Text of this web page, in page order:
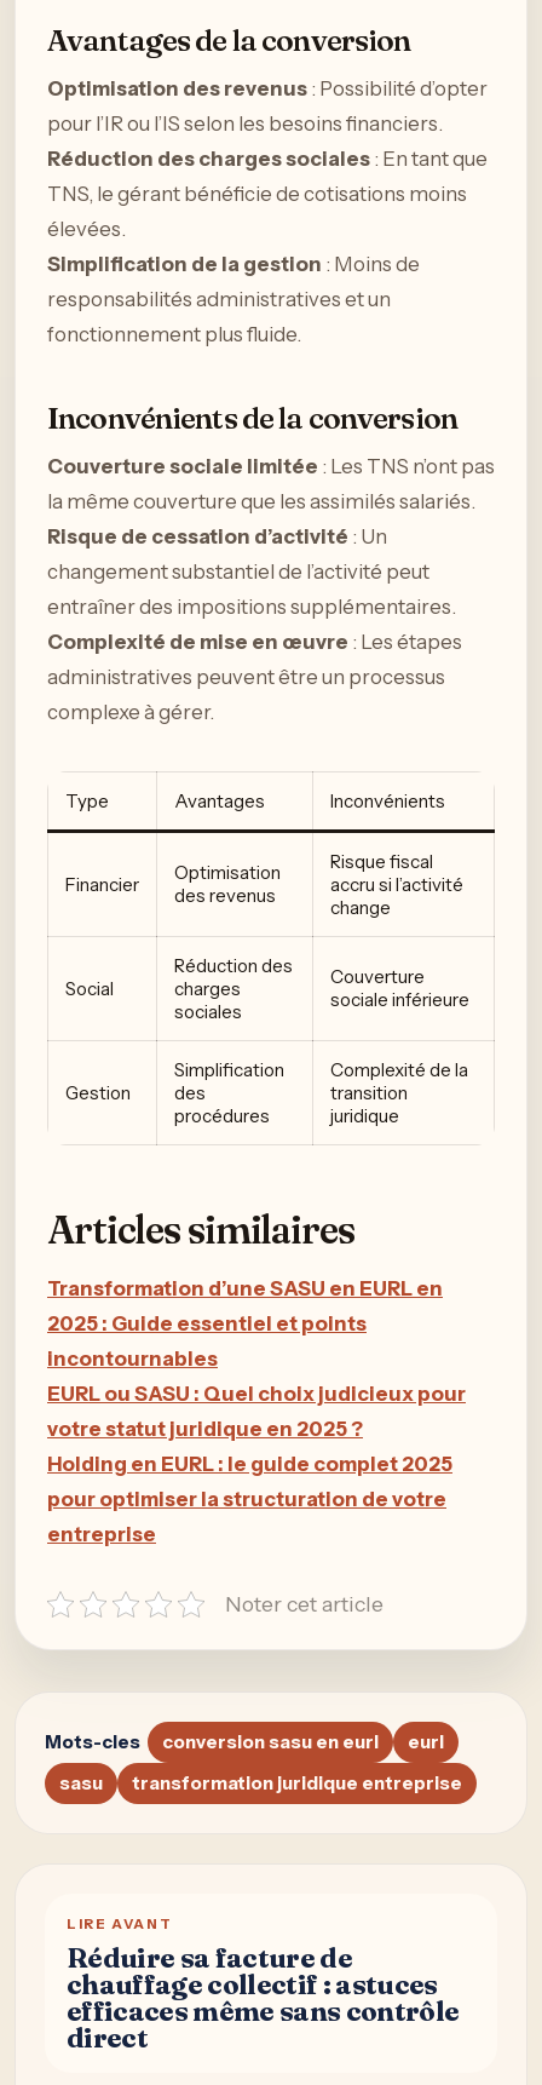
Avantages de la conversion
Optimisation des revenus : Possibilité d’opter
pour l’IR ou l’IS selon les besoins financiers.
Réduction des charges sociales : En tant que
TNS, le gérant bénéficie de cotisations moins
élevées.
Simplification de la gestion : Moins de
responsabilités administratives et un
fonctionnement plus fluide.
Inconvénients de la conversion
Couverture sociale limitée : Les TNS n’ont pas
la même couverture que les assimilés salariés.
Risque de cessation d’activité : Un
changement substantiel de l’activité peut
entraîner des impositions supplémentaires.
Complexité de mise en œuvre : Les étapes
administratives peuvent être un processus
complexe à gérer.
Type Avantages Inconvénients
Financier
Optimisation
des revenus
Risque fiscal
accru si l’activité
change
Social
Réduction des
charges
sociales
Couverture
sociale inférieure
Gestion
Simplification
des
procédures
Complexité de la
transition
juridique
Articles similaires
Transformation d’une SASU en EURL en
2025 : Guide essentiel et points
incontournables
EURL ou SASU : Quel choix judicieux pour
votre statut juridique en 2025 ?
Holding en EURL : le guide complet 2025
pour optimiser la structuration de votre
entreprise
Noter cet article
Mots-cles conversion sasu en eurl
eurl
sasu
transformation juridique entreprise
LIRE AVANT
Réduire sa facture de
chauffage collectif : astuces
efficaces même sans contrôle
direct